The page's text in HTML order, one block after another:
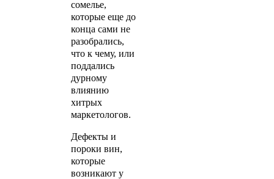
сомелье,
которые еще до
конца сами не
разобрались,
что к чему, или
поддались
дурному
влиянию
хитрых
маркетологов.
Дефекты и
пороки вин,
которые
возникают у